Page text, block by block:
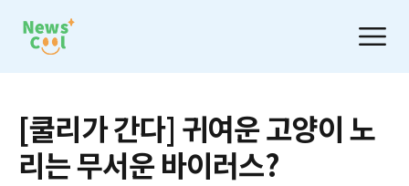
[쿨리가 간다] 귀여운 고양이 노
리는 무서운 바이러스?